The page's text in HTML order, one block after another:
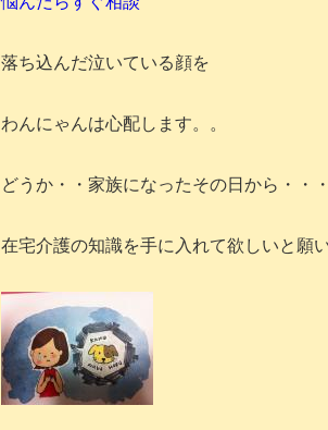
落ち込んだ泣いている顔を
わんにゃんは心配します。。
どうか・・家族になったその日から・・・
在宅介護の知識を手に入れて欲しいと願い